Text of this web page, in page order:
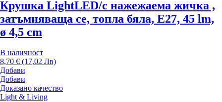
Крушка LightLED/с нажежаема жичка ,
затъмняваща се, топла бяла, E27, 45 lm,
ø 4,5 cm
В наличност
8,70 € (17,02 Лв)
Добави
Добави
Доказано качество
Light & Living